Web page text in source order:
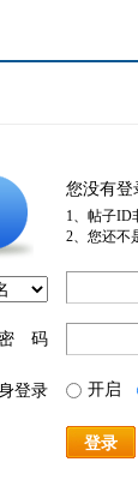
您没有登
1、帖子ID
2、您还不
密 码
登录 开启
登录